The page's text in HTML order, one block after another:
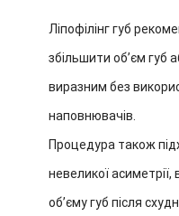
Ліпофілінг губ
збільшити об’єм губ
виразним без
наповнювачів.
Процедура також
невеликої асиметрії,
об’єму губ після